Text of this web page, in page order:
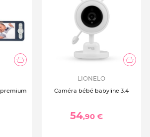
premium
LIONELO
Caméra bébé babyline 3.4
54,90 €